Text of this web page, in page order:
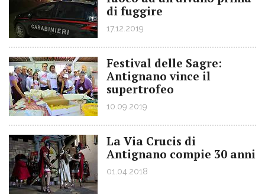
di fuggire
17.12.2019
Festival delle Sagre:
Antignano vince il
supertrofeo
10.09.2019
La Via Crucis di
Antignano compie 30 anni
01.04.2018